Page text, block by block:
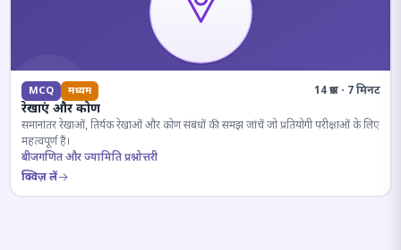
MCQ मध्यम 14 प्रश्न · 7 मिनट
रेखाएं और कोण
समानांतर रेखाओं, तिर्यक रेखाओं और कोण संबंधों की समझ जांचें जो प्रतियोगी परीक्षाओं के लिए
महत्वपूर्ण हैं।
बीजगणित और ज्यामिति प्रश्नोत्तरी
क्विज़ लें